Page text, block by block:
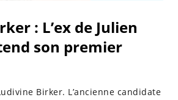
: L’ex de Julien
son premier
Birker. L’ancienne candidate